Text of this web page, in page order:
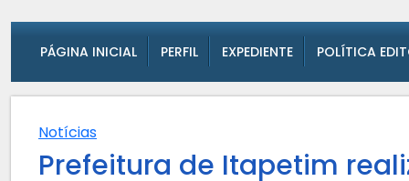
PÁGINA INICIAL PERFIL EXPEDIENTE POLÍTICA
Notícias
Prefeitura de Itapetim